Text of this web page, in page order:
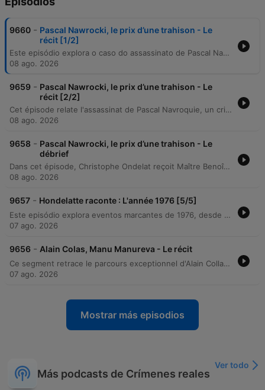
9660 - Pascal Nawrocki, le prix d’une trahison - Le
récit [1/2]
Este episódio explora o caso do assassinato de Pascal Navroqui, ocorrido em novembro de 2016 na região de Maubeuge, França. O crime, cometido com uma espingarda de caça, envolve uma trama complexa de ciúmes e traição envolvendo a jovem Laura Paradis e o antigo melhor amigo da vítima, Thomas. Através de depoimentos de familiares e investigações policiais, o relato detalha as pistas encontradas no local, o histórico de animosidade entre os envolvidos e as acusações de manipulação e violência psicológica.
08 ago. 2026
9659 - Pascal Nawrocki, le prix d’une trahison - Le
récit [2/2]
Cet épisode relate l'assassinat de Pascal Navroquie, un crime prémédité impliquant Thomas Jougnot et son père, Arnaud. L'enquête révèle une escalade de violence marquée par des actes de vengeance, notamment l'empoisonnement de chats et l'incendie criminel de véhicules avec des cartouches dissimulées dans du bois. Le récit détaille la chute d'un alibi basé sur un programme télévisé, l'implication du père comme complice ayant transporté son fils sur les lieux du crime, et le verdict final de la cour d'assises. L'affaire explore les dynamiques complexes de dépendance affective et de trahison familiale au sein de ce duo père-fils.
08 ago. 2026
9658 - Pascal Nawrocki, le prix d’une trahison - Le
débrief
Dans cet épisode, Christophe Ondelat reçoit Maître Benoît Cousin, avocat au barreau de Lille, pour débriefing d'un drame familial et criminel particulièrement glaçant. L'entretien revient sur le procès de Thomas Jougnot et de son père, condamnés pour l'assassinat de Pascal Navroquie. L'avocat analyse les motivations tordues du meurtrier, qui visait à détruire la stabilité retrouvée de sa victime et de sa compagne Laura, ainsi que la dynamique de complicité au sein de la famille du coupable. Le débat explore la personnalité calculatrice de l'accusé, son absence de remords et la manière dont il a manipulé son entourage pour orchestrer ce crime. À travers les témoignages et les expertises, l'épisode met en lumière le traumatisme de la partie civile et la complexité des liens de dépendance qui ont mené à cet acte de violence extrême.
08 ago. 2026
9657 - Hondelatte raconte : L'année 1976 [5/5]
Este episódio explora eventos marcantes de 1976, desde a violenta revolta dos viticultores no Languedoc e o confronto armado em Montredon, até o curioso apagão na Bretanha causado pelo consumo excessivo de um filme de televisão. A retrospectiva percorre ainda o cenário cultural da época, abordando o sucesso de clássicos do cinema como 'Tubarão' e 'Taxi Driver', a ascensão do cinema japonês e o legado de Jean Gabin.
07 ago. 2026
9656 - Alain Colas, Manu Manureva - Le récit
Ce segment retrace le parcours exceptionnel d'Alain Collat, de son enfance en Bourgogne à sa découverte de la voile en Australie. On y découvre comment sa détermination et son audace l'ont mené à acheter le trimaran Penduik IV pour tenter des exploits en haute mer. L'histoire poursuit son récit de sa victoire surprise à la Transatlantique en 1972 à son premier tour du monde en trimaran avec Manureva. Malgré des accidents graves et une détermination sans faille, l'aventure se termine tragiquement par la disparition mystérieuse de lui-même et de son bateau lors d'une course en 1978.
07 ago. 2026
Mostrar más episodios
Más podcasts de Crímenes reales
Ver todo